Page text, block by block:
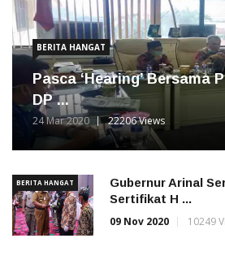
BERITA HANGAT
Pasca ‘Hearing’ Bersama
DP ...
24 Mar 2020 22206 Views
BERITA HANGAT
Gubernur Arinal
Sertifikat H ...
09 Nov 2020
10249